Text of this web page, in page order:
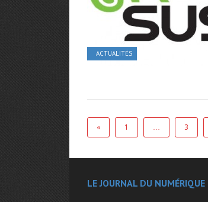
ACTUALITÉS
« 1 … 3
LE JOURNAL DU NUMÉRIQUE